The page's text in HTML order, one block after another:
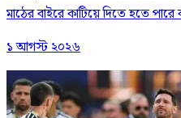
মাঠের বাইরে কাটিয়ে দিতে হতে
১ আগস্ট ২০২৬